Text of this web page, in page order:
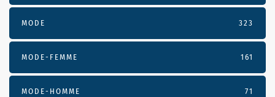
MODE 323
MODE-FEMME 161
MODE-HOMME 71